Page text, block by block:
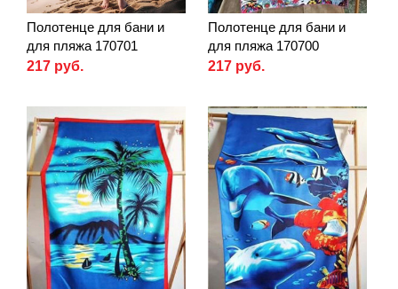
Полотенце для бани и
для пляжа 170701
217 руб.
Полотенце для бани и
для пляжа 170700
217 руб.